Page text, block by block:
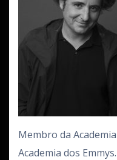
Membro da
Academia dos